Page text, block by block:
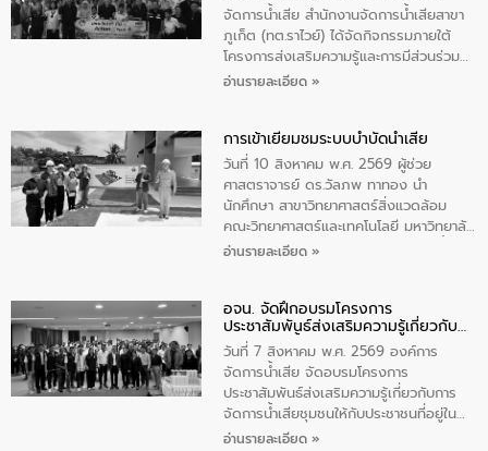
เพื่อส่งเสริมความรู้ด้านการจัดการน้ำเสีย
การบำบัดน้ำเสียเบื้องต้นในครัวเรือน และ
สร้างจิตสำนึกในการอนุรักษ์สิ่งแวดล้อม ใน
การนี้ นายเทมส์ ไกรทัศน์ นายกเทศมนตรี
จัดการน้ำเสีย สำนักงานจัดการน้ำเสียสาขา
ภูเก็ต (ทต.ราไวย์) ได้จัดกิจกรรมภายใต้
โครงการส่งเสริมความรู้และการมีส่วนร่วม
ของประชาชนในการป้องกันและแก้ไขปัญหา
ความรู้แก่นักเรียนชั้นมัธยมปีที่ 1 โรงเรียน
วัดสว่างอารมณ์ ในเขตเทศบาลตำบลราไวย์
เพื่อส่งเสริมความรู้ด้านการจัดการน้ำเสีย
การบำบัดน้ำเสียเบื้องต้นในครัวเรือน และ
สร้างจิตสำนึกในการอนุรักษ์สิ่งแวดล้อม ใน
การนี้ นายเทมส์ ไกรทัศน์ นายกเทศมนตรี
อ่านรายละเอียด »
การเข้าเยี่ยมชมระบบบำบัดน้ำเสีย
วันที่ 10 สิงหาคม พ.ศ. 2569 ผู้ช่วย
ศาสตราจารย์ ดร.วัลภพ ทาทอง นำ
นักศึกษา สาขาวิทยาศาสตร์สิ่งแวดล้อม
คณะวิทยาศาสตร์และเทคโนโลยี มหาวิทยาลัย
ราชภัฏเลย เข้าศึกษาดูงานระบบบำบัดน้ำเสีย
วิศวกร ให้การต้อนรับ และบรรยายให้ความ
รู้
อ่านรายละเอียด »
อจน. จัดฝึกอบรมโครงการ
ประชาสัมพันธ์ส่งเสริมความรู้เกี่ยวกับ
การจัดการน้ำเสีย
วันที่ 7 สิงหาคม พ.ศ. 2569 องค์การ
จัดการน้ำเสีย จัดอบรมโครงการ
ประชาสัมพันธ์ส่งเสริมความรู้เกี่ยวกับการ
จัดการน้ำเสียชุมชนให้กับประชาชนที่อยู่ใน
เขตพื้นที่เทศบาลเมืองอุทัยธานี จำนวน 100
อ่านรายละเอียด »